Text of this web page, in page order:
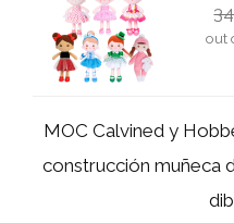
out
MOC Calvined y
construcción muñeca